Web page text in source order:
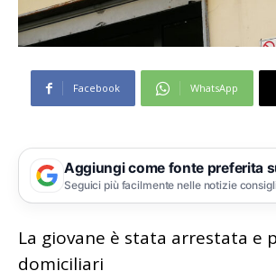
Facebook WhatsApp
Aggiungi come fonte preferita
Seguici più facilmente nelle notizie
La giovane è stata arrestata e
domiciliari